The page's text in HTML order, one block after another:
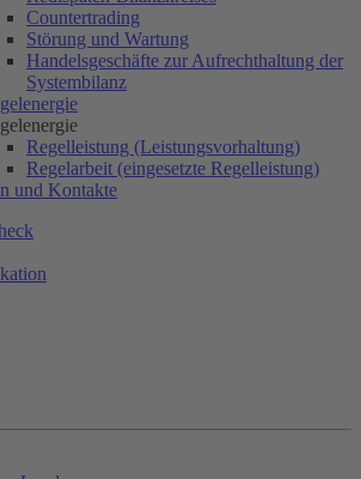
Countertrading
Störung und Wartung
Handelsgeschäfte zur Aufrechthaltung der
Systembilanz
Regelleistung (Leistungsvorhaltung)
Regelarbeit (eingesetzte Regelleistung)
und Kontakte